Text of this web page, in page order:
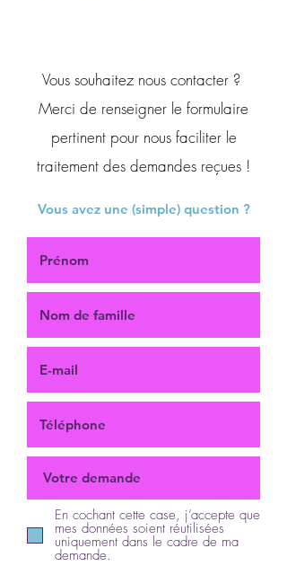
Vous souhaitez nous contacter ?
Merci de renseigner le formulaire
pertinent pour nous faciliter le
traitement des demandes reçues !
Vous avez une (simple) question ?
En cochant cette case, j’accepte que
mes données soient réutilisées
uniquement dans le cadre de ma
demande.